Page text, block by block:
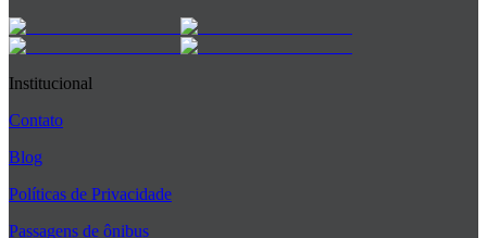
Institucional
Contato
Blog
Políticas de Privacidade
Passagens de ônibus